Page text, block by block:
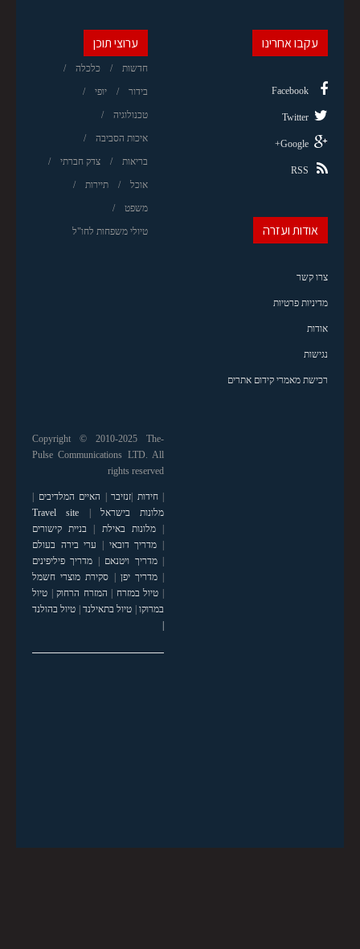
ערוצי תוכן
חדשות כלכלה
בידור יופי
טכנולוגיה
איכות הסביבה
בריאות צדק חברתי
אוכל תיירות
משפט
טיולי משפחות לחו"ל
עקבו אחרינו
Facebook
Twitter
Google+
RSS
אודות ועזרה
צרו קשר
מדיניות פרטיות
אודות
נגישות
רכישת מאמרי קידום אתרים
Copyright © 2010-2025 The-
Pulse Communications LTD. All
rights reserved
|חידות זנזיבר האיים המלדיבים
מלונות בישראל
Travel site
|מלונות באילת
בניית קישורים
מדריך דובאי
ערי בירה בעולם
|מדריך ויטנאם
מדריך פיליפינים
|מדריך יפן
סקירת מוצרי חשמל
טיול במזרח המזרח הרחוק| טיול
במרוקו| טיול בתאילנד| טיול בהולנד